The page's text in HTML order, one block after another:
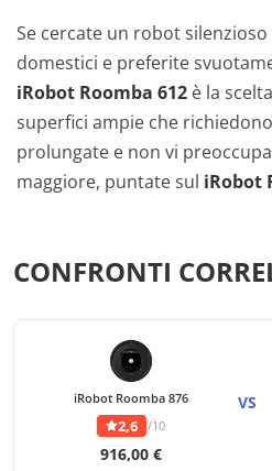
Se cercate un robot
domestici e preferite
iRobot Roomba 612 è la
superfici ampie che
prolungate e non vi
maggiore, puntate sul iRobot
CONFRONTI
iRobot Roomba 876
2,6 /10
916,00 €
VS